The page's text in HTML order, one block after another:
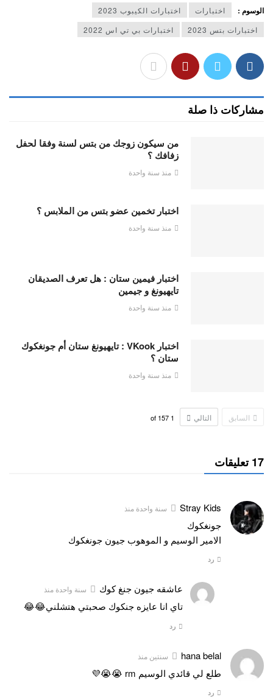
الوسوم : اختبارات
اختبارات الكيبوب 2023
اختبارات بتس 2023
اختبارات بي تي اس 2022
مشاركات ذا صلة
من سيكون زوجك من بتس لسنة وفقا لحفل
زفافك ؟
منذ سنة واحدة
اختبار تخمين عضو بتس من الملابس ؟
منذ سنة واحدة
اختبار فيمين ستان : هل تعرف الصديقان
تايهيونغ و جيمين
منذ سنة واحدة
اختبار VKook : تايهيونغ ستان أم جونغكوك
ستان ؟
منذ سنة واحدة
السابق التالي 1
157
17 تعليقات
Stray Kids سنة واحدة منذ
جونغكوك
الامير الوسيم و الموهوب جيون جونغكوك
رد
عاشقه جيون جنغ كوك سنة واحدة منذ
تاي انا عايزه جنكوك صحبتي هتشلني😂😂
رد
hana belal سنتين منذ
طلع لي قائدي الوسيم rm 😭😭💜
رد